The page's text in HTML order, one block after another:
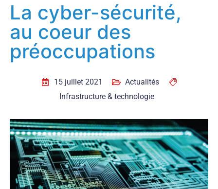
La cyber-sécurité,
au coeur des
préoccupations
15 juillet 2021
Actualités
Infrastructure & technologie